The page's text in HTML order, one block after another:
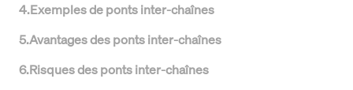
4.Exemples de ponts inter-chaînes
5.Avantages des ponts inter-chaînes
6.Risques des ponts inter-chaînes